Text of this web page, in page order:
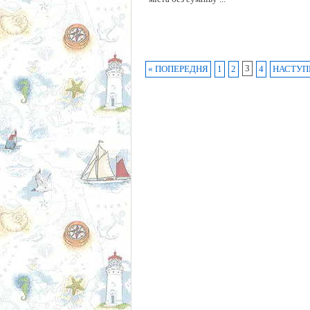
« ПОПЕРЕДНЯ 1 2 3 4